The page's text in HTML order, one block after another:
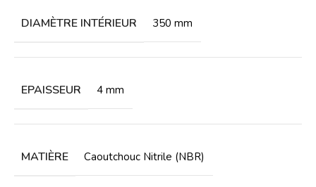
DIAMÈTRE INTÉRIEUR 350 mm
EPAISSEUR 4 mm
MATIÈRE Caoutchouc Nitrile (NBR)